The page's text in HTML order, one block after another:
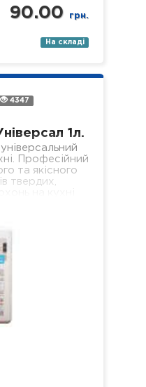
90.00 грн.
На складі
4347
1л.
Професійний
та якісного
твердих,